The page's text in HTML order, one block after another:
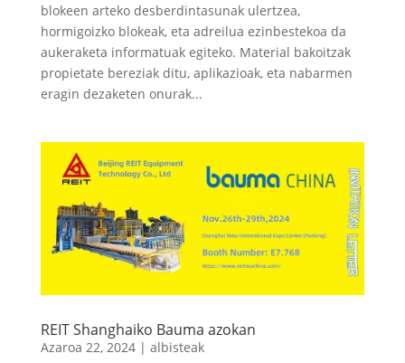
blokeen arteko desberdintasunak ulertzea,
hormigoizko blokeak, eta adreilua ezinbestekoa da
aukeraketa informatuak egiteko. Material bakoitzak
propietate bereziak ditu, aplikazioak, eta nabarmen
eragin dezaketen onurak...
REIT Shanghaiko Bauma azokan
Azaroa 22, 2024| albisteak